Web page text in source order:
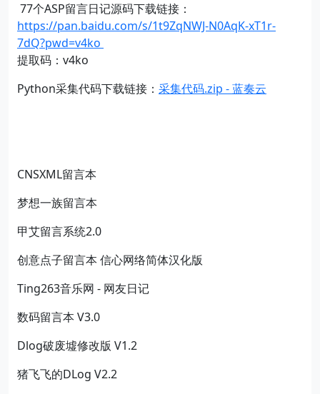
77个ASP留言日记源码下载链接：
https://pan.baidu.com/s/1t9ZqNWJ-N0AqK-xT1r-
7dQ?pwd=v4ko
提取码：v4ko
Python采集代码下载链接： 采集代码.zip - 蓝奏云
CNSXML留言本
梦想一族留言本
甲艾留言系统2.0
创意点子留言本 信心网络简体汉化版
Ting263音乐网 - 网友日记
数码留言本 V3.0
Dlog破废墟修改版 V1.2
猪飞飞的DLog V2.2